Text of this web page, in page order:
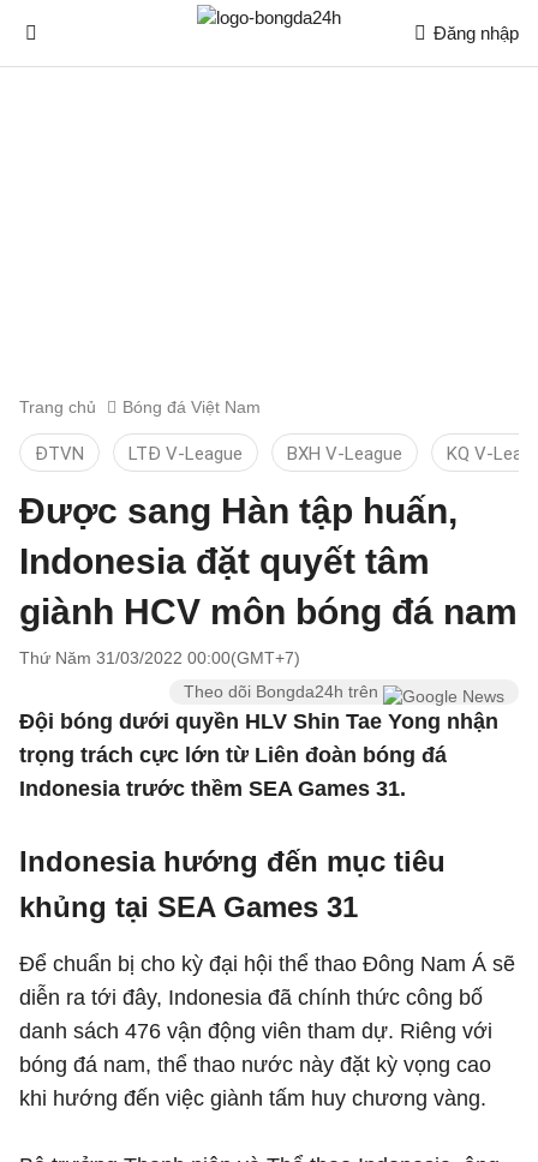
Đăng nhập
Trang chủ Bóng đá Việt Nam
ĐTVN LTĐ V-League BXH V-League KQ V-
Được sang Hàn tập huấn,
Indonesia đặt quyết tâm
giành HCV môn bóng đá nam
Thứ Năm 31/03/2022 00:00(GMT+7)
Theo dõi Bongda24h trên
Đội bóng dưới quyền HLV Shin Tae Yong nhận
trọng trách cực lớn từ Liên đoàn bóng đá
Indonesia trước thềm SEA Games 31.
Indonesia hướng đến mục tiêu
khủng tại SEA Games 31
Để chuẩn bị cho kỳ đại hội thể thao Đông Nam Á sẽ
diễn ra tới đây, Indonesia đã chính thức công bố
danh sách 476 vận động viên tham dự. Riêng với
bóng đá nam, thể thao nước này đặt kỳ vọng cao
khi hướng đến việc giành tấm huy chương vàng.